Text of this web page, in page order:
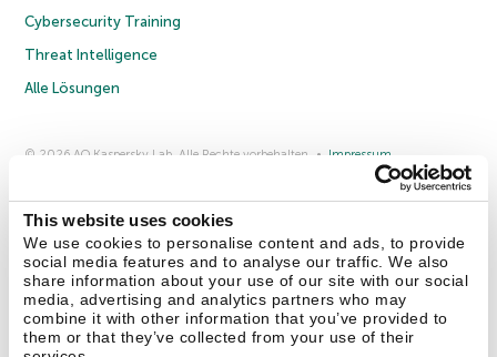
This website uses cookies
We use cookies to personalise content and ads, to provide
social media features and to analyse our traffic. We also
share information about your use of our site with our social
media, advertising and analytics partners who may
combine it with other information that you’ve provided to
them or that they’ve collected from your use of their
Cybersecurity Training
Threat Intelligence
Alle Lösungen
© 2026 AO Kaspersky Lab. Alle Rechte vorbehalten.
Impressum
Lizenzvereinbarung B2B
Kontakt Über uns Partner Blog
Weitere Informationen
Pressemitteilungen
Securelist Eugene Personal Blog Enzyklopädie